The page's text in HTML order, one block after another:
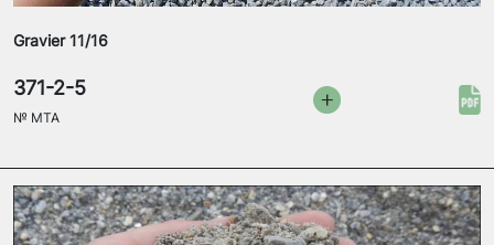
Gravier 11/16
371-2-5
№ MTA